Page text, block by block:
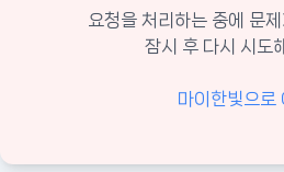
요청을 처리하는 중에 문
잠시 후 다시 시도
마이한빛으로